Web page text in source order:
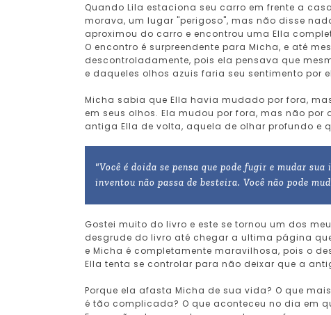
Quando Lila estaciona seu carro em frente a
morava, um lugar "perigoso", mas não disse
aproximou do carro e encontrou uma Ella
O encontro é surpreendente para Micha, e até
descontroladamente, pois ela pensava que
e daqueles olhos azuis faria seu sentimento por
Micha sabia que Ella havia mudado por fora,
em seus olhos. Ela mudou por fora, mas não
antiga Ella de volta, aquela de olhar profundo e
"Você é doida se pensa que pode fugir e mudar
inventou não passa de besteira. Você não pode
Gostei muito do livro e este se tornou um dos
desgrude do livro até chegar a ultima página
e Micha é completamente maravilhosa, pois o
Ella tenta se controlar para não deixar que a
Porque ela afasta Micha de sua vida? O que
é tão complicada? O que aconteceu no dia em